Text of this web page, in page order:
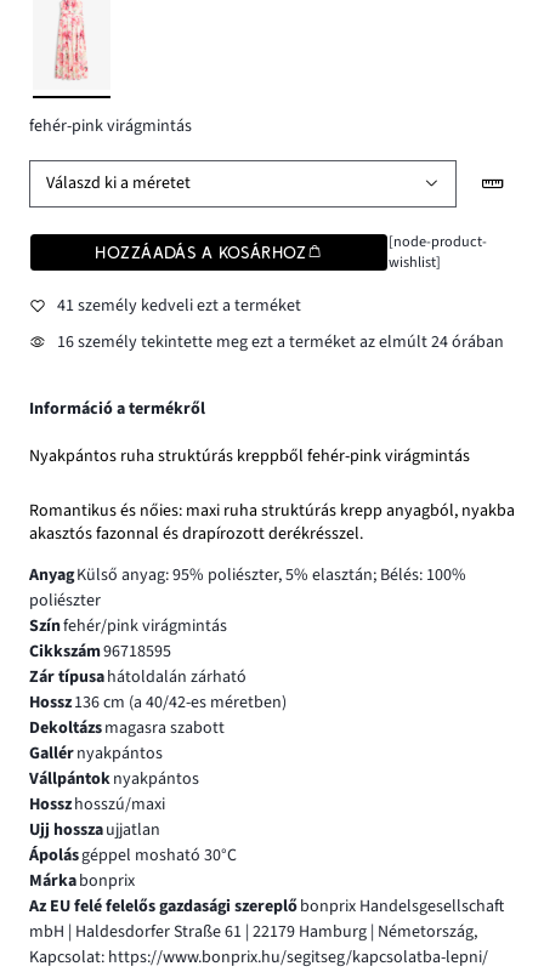
fehér-pink virágmintás
Válaszd ki a méretet
HOZZÁADÁS A KOSÁRHOZ
[node-product-
wishlist]
41 személy kedveli ezt a terméket
16 személy tekintette meg ezt a terméket az elmúlt 24 órában
Információ a termékről
Nyakpántos ruha struktúrás kreppből fehér-pink virágmintás
Romantikus és nőies: maxi ruha struktúrás krepp anyagból, nyakba
akasztós fazonnal és drapírozott derékrésszel.
AnyagKülső anyag: 95% poliészter, 5% elasztán; Bélés: 100%
poliészter
Színfehér/pink virágmintás
Cikkszám96718595
Zár típusahátoldalán zárható
Hossz136 cm (a 40/42-es méretben)
Dekoltázsmagasra szabott
Gallérnyakpántos
Vállpántoknyakpántos
Hosszhosszú/maxi
Ujj hosszaujjatlan
Ápolásgéppel mosható 30°C
Márkabonprix
Az EU felé felelős gazdasági szereplőbonprix Handelsgesellschaft
mbH | Haldesdorfer Straße 61 | 22179 Hamburg | Németország,
Kapcsolat: https://www.bonprix.hu/segitseg/kapcsolatba-lepni/